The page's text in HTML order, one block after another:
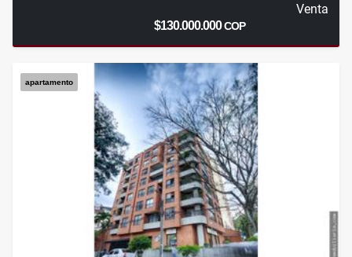
Venta
$130.000.000COP
apartamento